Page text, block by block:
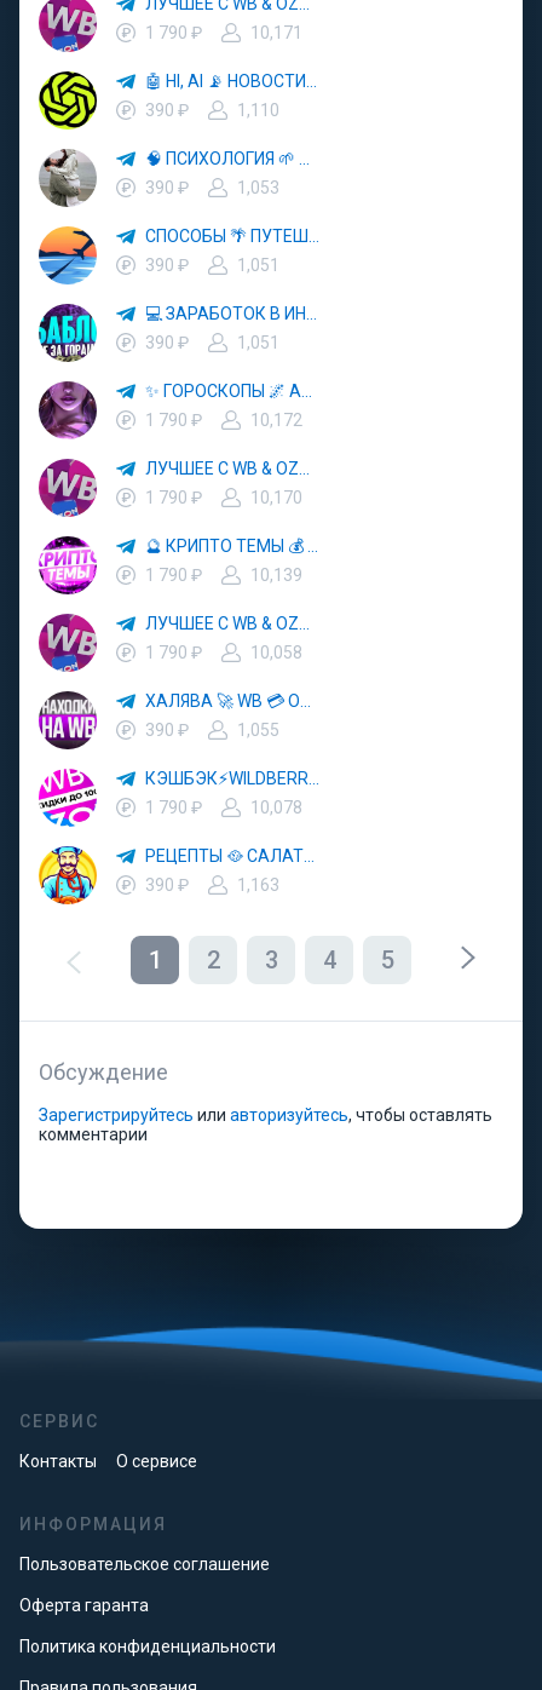
1 790 ₽
10,171
390 ₽
1,110
390 ₽
1,053
390 ₽
1,051
390 ₽
1,051
1 790 ₽
10,172
1 790 ₽
10,170
1 790 ₽
10,139
1 790 ₽
10,058
390 ₽
1,055
1 790 ₽
10,078
390 ₽
1,163
1 2 3 4 5
Обсуждение
Зарегистрируйтесь или авторизуйтесь, чтобы оставлять
комментарии
СЕРВИС
Контакты О сервисе
ИНФОРМАЦИЯ
Пользовательское соглашение
Оферта гаранта
Политика конфиденциальности